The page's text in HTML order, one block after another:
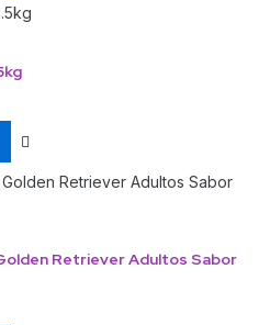
Retriever Adultos Sabor